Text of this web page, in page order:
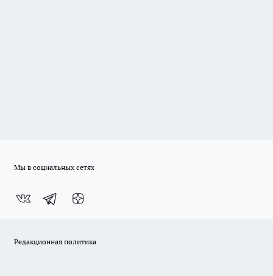
Мы в социальных сетях
Редакционная политика